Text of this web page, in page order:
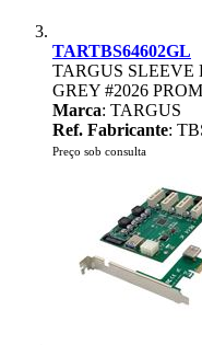
TARTBS64602GL
TARGUS SLEEVE
GREY #2026
Marca: TARGUS
Ref. Fabricante:
Preço sob consulta